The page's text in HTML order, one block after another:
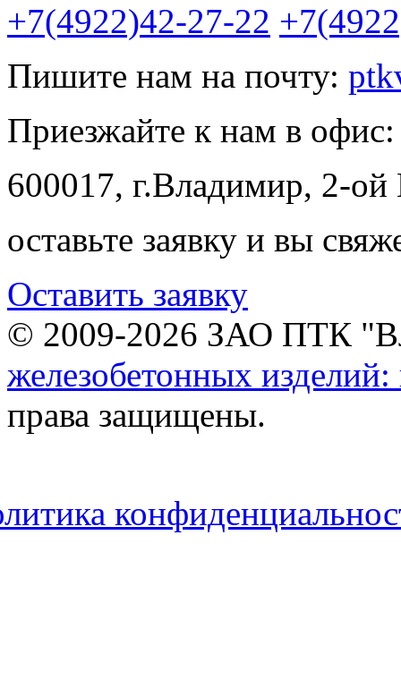
+7(4922)42-27-22
Пишите нам на почту:
Приезжайте к нам в офис:
600017, г.Владимир, 2-
оставьте заявку и вы
Оставить заявку
© 2009-2026 ЗАО ПТК
железобетонных
права защищены.